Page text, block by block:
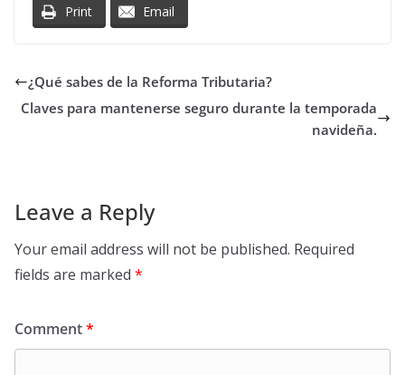
Print Email
¿Qué sabes de la Reforma Tributaria?
Claves para mantenerse seguro durante la temporada
navideña.
Leave a Reply
Your email address will not be published. Required
fields are marked *
Comment*